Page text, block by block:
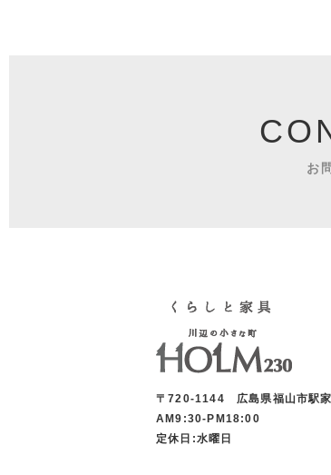
お
〒720-1144 広島県福山市駅
AM9:30-PM18:00
定休日:水曜日